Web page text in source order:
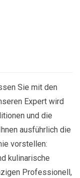
Sie mit den
Expert wird
und die
ausführlich die
vorstellen:
kulinarische
Professionell,